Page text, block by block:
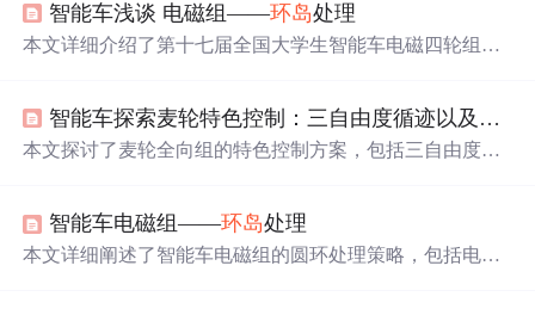
智能车浅谈 电磁组——环岛处理
本文详细介绍了第十七届全国大学生智能车电磁四轮组在
程确定入环时机；环岛内利用陀螺仪积分进行寻迹；出环
时则依据陀螺仪积分判断，确保稳定驶出。整个过程中，
智能车探索麦轮特色控制：三自由度循迹以及元素坡道、
本文探讨了麦轮全向组的特色控制方案，包括三自由度循
智能车电磁组——环岛处理
本文详细阐述了智能车电磁组的圆环处理策略，包括电感